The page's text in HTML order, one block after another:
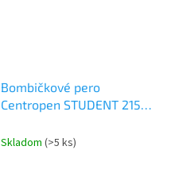
Bombičkové pero
Centropen STUDENT 2156
Skladom (>5 ks)